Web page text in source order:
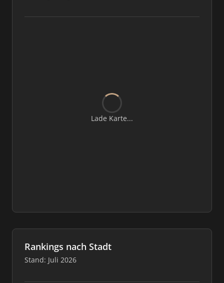
Lade Karte...
Rankings nach Stadt
Stand: Juli 2026